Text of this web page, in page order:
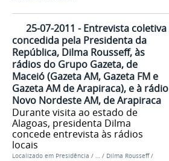
25-07-2011 - Entrevista coletiva
concedida pela Presidenta da
República, Dilma Rousseff, às
rádios do Grupo Gazeta, de
Maceió (Gazeta AM, Gazeta FM e
Gazeta AM de Arapiraca), e à rádio
Novo Nordeste AM, de Arapiraca
Durante visita ao estado de
Alagoas, presidenta Dilma
concede entrevista às rádios
locais
Localizado em Presidência / … / Dilma Rousseff /